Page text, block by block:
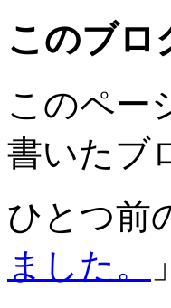
このブロ
このペー
書いたブ
ひとつ前
ました。